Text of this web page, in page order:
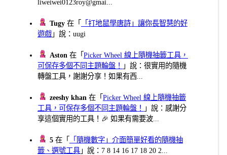
liweiwei0123roy@gmai...
Tugy 在「
「打地鼠學唐詩」讓你長智慧的好
遊戲 」說：uugi
Aston 在「Picker Wheel 線上隨機抽籤工具，
可保存多個不同主題輪盤！
」說：很實用的隨機
轉盤工具，謝謝分享！如果有西...
zeeshy khan 在「Picker Wheel 線上隨機抽籤
工具，可保存多個不同主題輪盤！
」說：感謝分
享這個實用的工具！🎉 如果有需要波...
5 在「
「隨機數字」介面簡單好看的隨機抽
籤、選號工具 」說：7 8 14 16 17 18 20 2...